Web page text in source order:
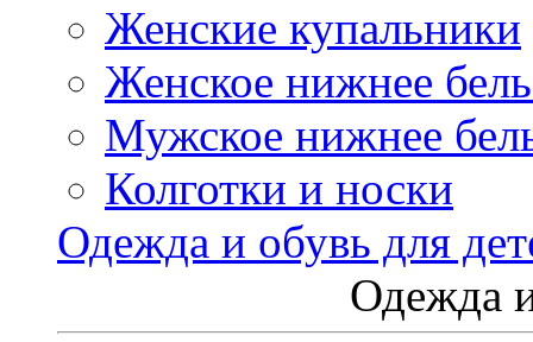
Женские купальники
Женское нижнее
Мужское нижнее
Колготки и носки
Одежда и обувь для
Одежда